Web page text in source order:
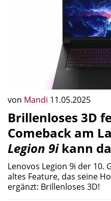
von Mandi 11.05.2025
Brillenloses 3D
Comeback am
Legion 9ikann
Lenovos Legion 9i der 10.
altes Feature, das seine
ergänzt: Brillenloses 3D!